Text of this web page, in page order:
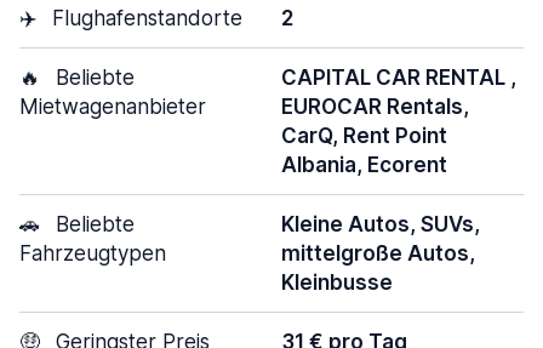
✈️ Flughafenstandorte 2
🔥
Beliebte
Mietwagenanbieter
CAPITAL CAR RENTAL ,
EUROCAR Rentals,
CarQ, Rent Point
Albania, Ecorent
🚗
Beliebte
Fahrzeugtypen
Kleine Autos, SUVs,
mittelgroße Autos,
Kleinbusse
🤑 Geringster Preis 31 € pro Tag